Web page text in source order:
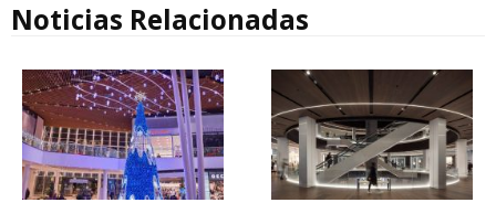
Noticias Relacionadas